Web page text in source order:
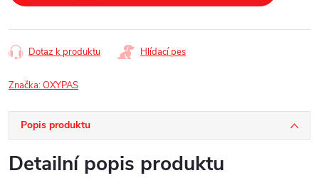
Dotaz k produktu Hlídací pes
Značka:OXYPAS
Popis produktu
Detailní popis produktu